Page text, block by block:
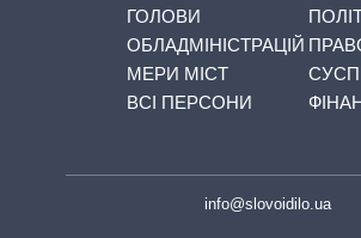
ГОЛОВИ
ОБЛАДМІНІСТРАЦІЙ
МЕРИ МІСТ
ВСІ ПЕРСОНИ
info@slovoidilo.ua